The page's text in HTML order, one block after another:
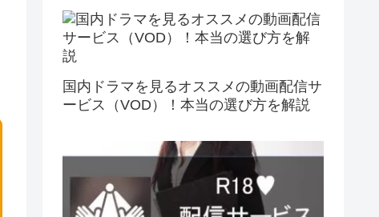
国内ドラマを見るオススメの動画配信サ
ービス（VOD）！本当の選び方を解説